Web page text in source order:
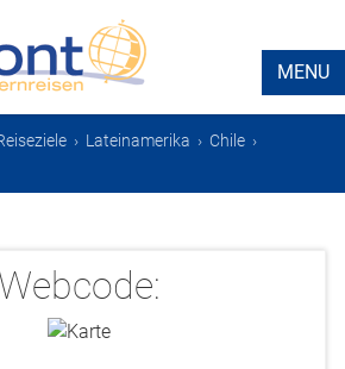
MENU
› Lateinamerika › Chile ›
Webcode: